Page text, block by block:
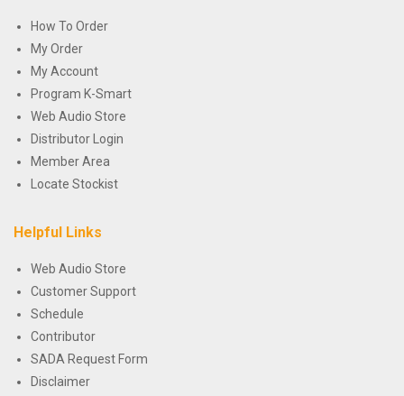
How To Order
My Order
My Account
Program K-Smart
Web Audio Store
Distributor Login
Member Area
Locate Stockist
Helpful Links
Web Audio Store
Customer Support
Schedule
Contributor
SADA Request Form
Disclaimer